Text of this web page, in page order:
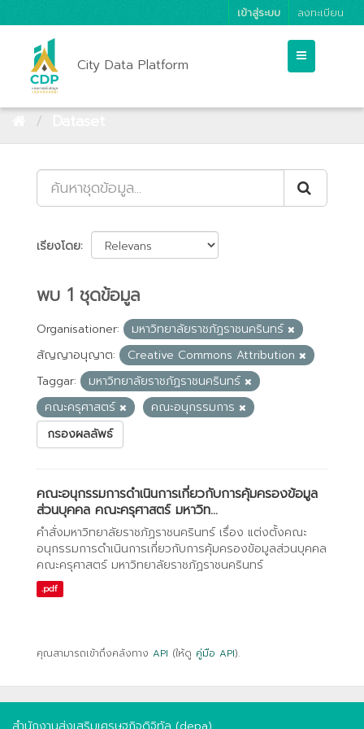
เข้าสู่ระบบ ลงทะเบียน
City Data Platform
เรียงโดย
พบ 1 ชุดข้อมูล
Organisationer:
มหาวิทยาลัยราชภัฏราชนครินทร์
สัญญาอนุญาต:
Creative Commons Attribution
Taggar:
มหาวิทยาลัยราชภัฏราชนครินทร์
คณะครุศาสตร์
คณะอนุกรรมการ
กรองผลลัพธ์
คณะอนุกรรมการดำเนินการเกี่ยวกับการคุ้มครองข้อมูล
ส่วนบุคคล คณะครุศาสตร์ มหาวิท...
คำสั่งมหาวิทยาลัยราชภัฏราชนครินทร์ เรื่อง แต่งตั้งคณะ
อนุกรรมการดำเนินการเกี่ยวกับการคุ้มครองข้อมูลส่วนบุคคล
คณะครุศาสตร์ มหาวิทยาลัยราชภัฏราชนครินทร์
.pdf
คุณสามารถเข้าถึงคลังทาง API (ให้ดู คู่มือ API).